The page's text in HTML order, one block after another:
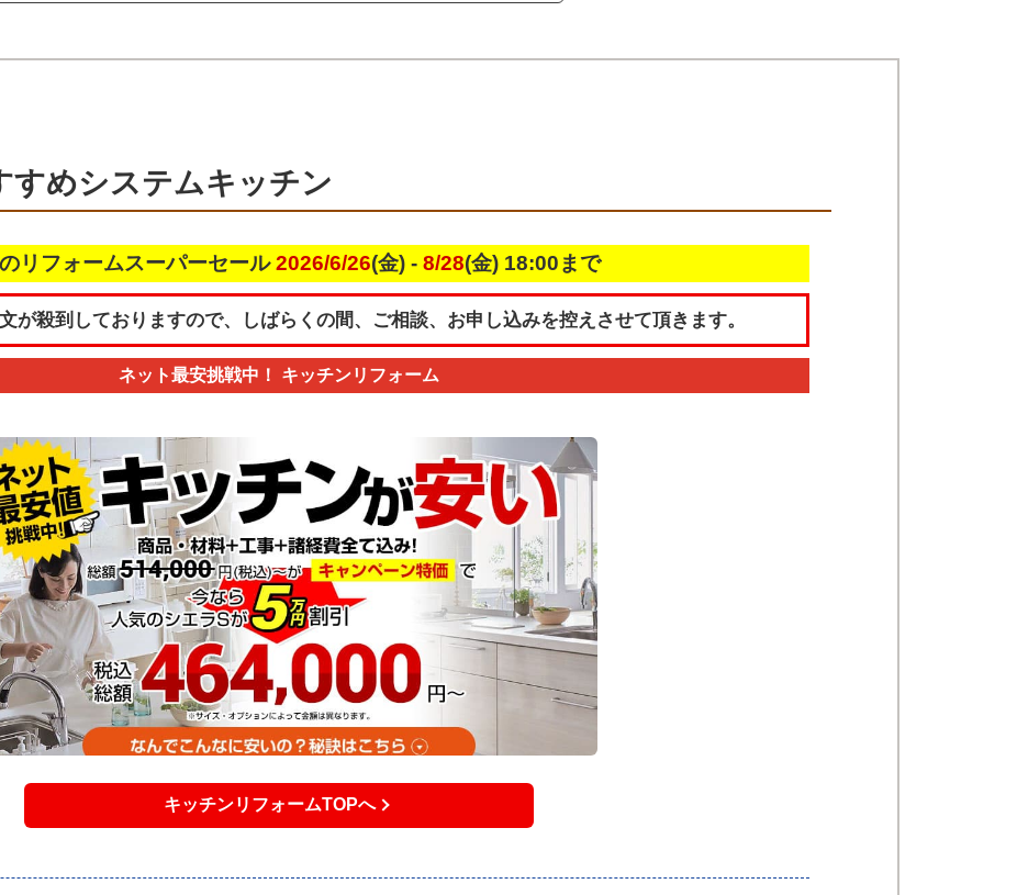
すめシステムキッチン
リフォームスーパーセール2026/6/26(金) - 8/28(金) 18:00まで
が殺到しておりますので、しばらくの間、ご相談、お申し込みを控えさせて頂きます。
ネット最安挑戦中！ キッチンリフォーム
キッチンリフォームTOPへ